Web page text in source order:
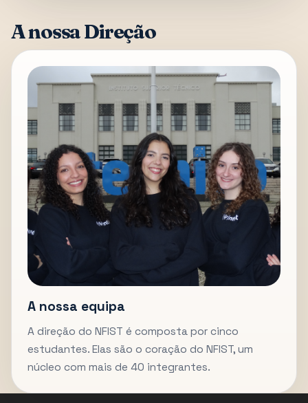
A nossa Direção
A nossa equipa
A direção do NFIST é composta por cinco
estudantes. Elas são o coração do NFIST, um
núcleo com mais de 40 integrantes.